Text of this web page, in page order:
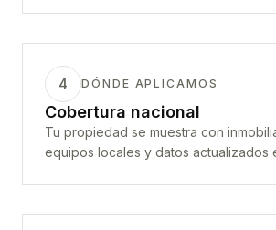
4 DÓNDE APLICAMOS
Cobertura nacional
Tu propiedad se muestra con
equipos locales y datos actualizados